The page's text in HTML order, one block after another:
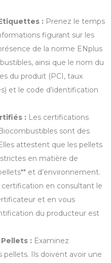
: Prenez le temps
figurant sur les
de la norme ENplus
ainsi que le nom du
du produit (PCI, taux
et le code d’identification
: Les certifications
sont des
attestent que les pellets
en matière de
et d’environnement.
en consultant le
et en vous
du producteur est
: Examinez
Ils doivent avoir une